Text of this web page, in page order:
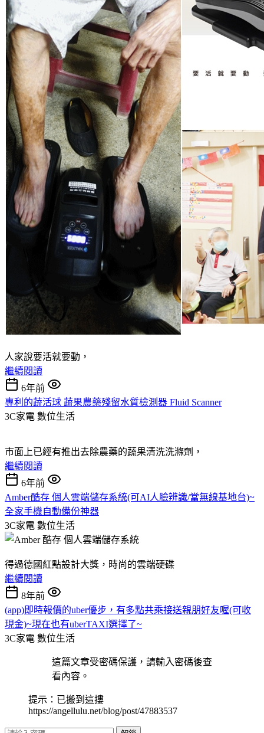
人家說要活就要動，
繼續閱讀
6年前
專利的蔬活球 蔬果農藥殘留水質檢測器 Fluid Scanner
3C家電 數位生活
市面上已經有推出去除農藥的蔬果清洗洗滌劑，
繼續閱讀
6年前
Amber酷存 個人雲端儲存系統(可AI人臉辨識/當無線基地台)~
全家手機自動備份神器
3C家電 數位生活
得過德國紅點設計大獎，時尚的雲端硬碟
繼續閱讀
8年前
(app)即時報價的uber優步，有多點共乘接送親朋好友喔(可收
現金)~現在也有uberTAXI選擇了~
3C家電 數位生活
這篇文章受密碼保護，請輸入密碼後查
看內容。
提示：已搬到這摟
https://angellulu.net/blog/post/47883537